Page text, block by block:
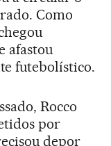
Como
afastou
futebolístico.
Rocco
por
depor